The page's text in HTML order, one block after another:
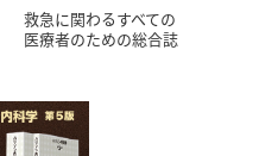
救急に関わるすべての
医療者のための総合誌